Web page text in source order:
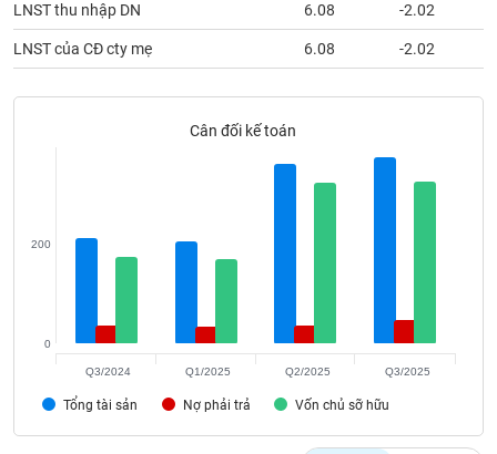
LNST thu nhập DN 6.08 -2.02
LNST của CĐ cty mẹ 6.08 -2.02
Cân đối kế toán
Tổng tài sản Nợ phải trả Vốn chủ sỡ hữu
0
200
Q3/2024 Q1/2025 Q2/2025 Q3/2025
TIN
VỤ
BẤT